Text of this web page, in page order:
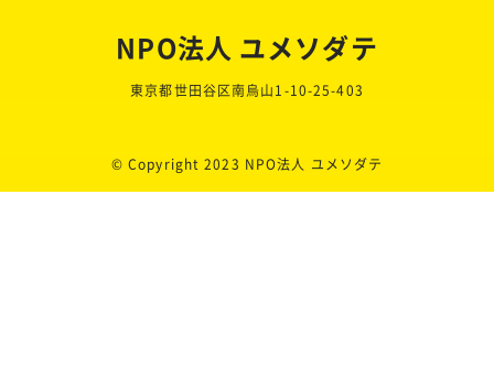
NPO法人 ユメソダテ
東京都世田谷区南烏山1-10-25-403
© Copyright 2023 NPO法人 ユメソダテ